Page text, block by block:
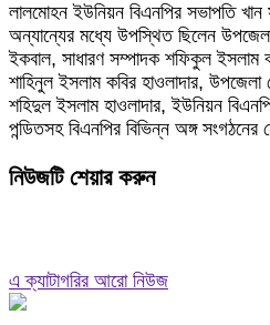
লালমোহন ইউনিয়ন বিএনপির সভাপতি
অন্যান্যের মধ্যে উপস্থিত ছিলেন
ইকবাল, সাধারণ সম্পাদক শফিকুল ইসলাম
শাহিনুল ইসলাম কবির হাওলাদার,
শহিদুল ইসলাম হাওলাদার, ইউনিয়ন
পন্ডিতসহ বিএনপির বিভিন্ন অঙ্গ সংগঠনের
নিউজটি শেয়ার করুন
এ ক্যাটাগরির আরো নিউজ